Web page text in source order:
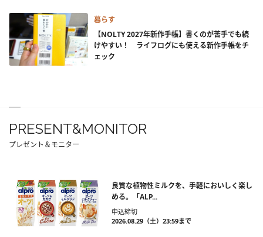
暮らす
【NOLTY 2027年新作手帳】書くのが苦手でも続
けやすい！ ライフログにも使える新作手帳をチ
ェック
PRESENT&MONITOR
プレゼント＆モニター
良質な植物性ミルクを、手軽においしく楽し
める。「ALP...
申込締切
2026.08.29（土）23:59まで